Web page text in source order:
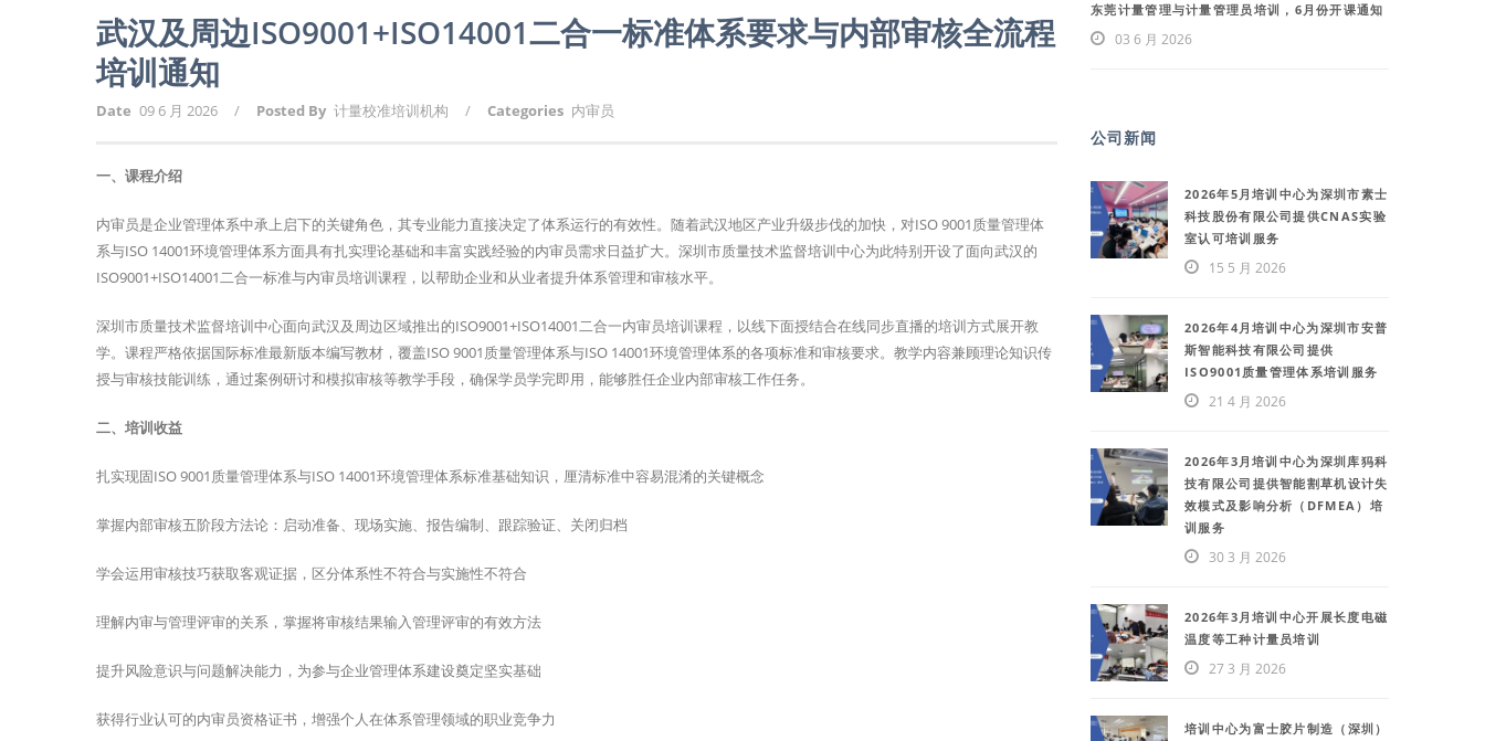
武汉及周边ISO9001+ISO14001二合一标准体系要求与内部审核全流程
培训通知
Date 09 6 月 2026 / Posted By 计量校准培训机构 / Categories 内审员
一、课程介绍
内审员是企业管理体系中承上启下的关键角色，其专业能力直接决定了体系运行的有效性。随着武汉地区产业升级步伐的加快，对ISO 9001质量管理体
系与ISO 14001环境管理体系方面具有扎实理论基础和丰富实践经验的内审员需求日益扩大。深圳市质量技术监督培训中心为此特别开设了面向武汉的
ISO9001+ISO14001二合一标准与内审员培训课程，以帮助企业和从业者提升体系管理和审核水平。
深圳市质量技术监督培训中心面向武汉及周边区域推出的ISO9001+ISO14001二合一内审员培训课程，以线下面授结合在线同步直播的培训方式展开教
学。课程严格依据国际标准最新版本编写教材，覆盖ISO 9001质量管理体系与ISO 14001环境管理体系的各项标准和审核要求。教学内容兼顾理论知识传
授与审核技能训练，通过案例研讨和模拟审核等教学手段，确保学员学完即用，能够胜任企业内部审核工作任务。
二、培训收益
扎实现固ISO 9001质量管理体系与ISO 14001环境管理体系标准基础知识，厘清标准中容易混淆的关键概念
掌握内部审核五阶段方法论：启动准备、现场实施、报告编制、跟踪验证、关闭归档
学会运用审核技巧获取客观证据，区分体系性不符合与实施性不符合
理解内审与管理评审的关系，掌握将审核结果输入管理评审的有效方法
提升风险意识与问题解决能力，为参与企业管理体系建设奠定坚实基础
获得行业认可的内审员资格证书，增强个人在体系管理领域的职业竞争力
东莞计量管理与计量管理员培训，6月份开课通知
03 6 月 2026
公司新闻
2026年5月培训中心为深圳市素士
科技股份有限公司提供CNAS实验
室认可培训服务
15 5 月 2026
2026年4月培训中心为深圳市安普
斯智能科技有限公司提供
ISO9001质量管理体系培训服务
21 4 月 2026
2026年3月培训中心为深圳库犸科
技有限公司提供智能割草机设计失
效模式及影响分析（DFMEA）培
训服务
30 3 月 2026
2026年3月培训中心开展长度电磁
温度等工种计量员培训
27 3 月 2026
培训中心为富士胶片制造（深圳）